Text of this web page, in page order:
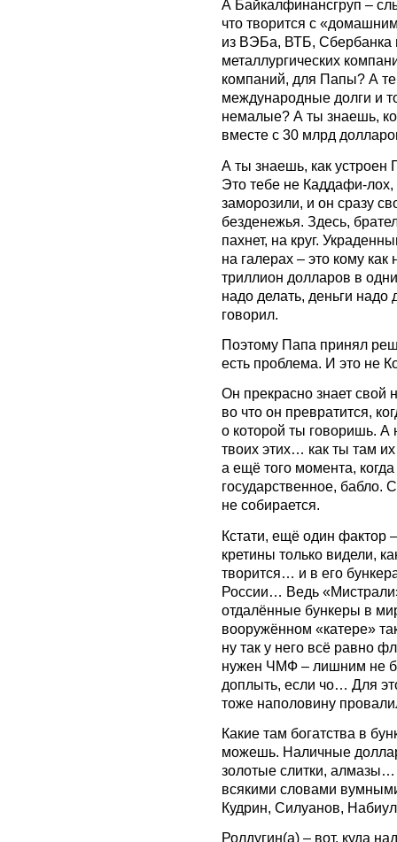
А Байкалфинансгруп –
что творится с
из ВЭБа, ВТБ, Сбербанка
металлургических
компаний, для Папы? А
международные долги и
немалые? А ты знаешь,
вместе с 30 млрд
А ты знаешь, как устроен
Это тебе не Каддафи-
заморозили, и он сразу
безденежья. Здесь,
пахнет, на круг.
на галерах – это кому
триллион долларов в
надо делать, деньги
говорил.
Поэтому Папа принял
есть проблема. И это не
Он прекрасно знает свой
во что он превратится,
о которой ты говоришь. А
твоих этих… как ты там
а ещё того момента, когда
государственное, бабло.
не собирается.
Кстати, ещё один фактор
кретины только видели,
творится… и в его
России… Ведь
отдалённые бункеры в
вооружённом «катере»
ну так у него всё равно
нужен ЧМФ – лишним не
доплыть, если чо… Для
тоже наполовину
Какие там богатства в
можешь. Наличные
золотые слитки,
всякими словами
Кудрин, Силуанов,
Ролдугин(а) – вот, куда